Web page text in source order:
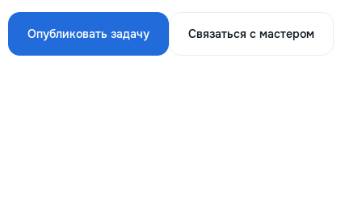
Опубликовать задачу Связаться с мастером